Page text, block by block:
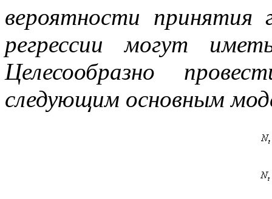
вероятности принятия
регрессии могут
Целесообразно
следующим основным